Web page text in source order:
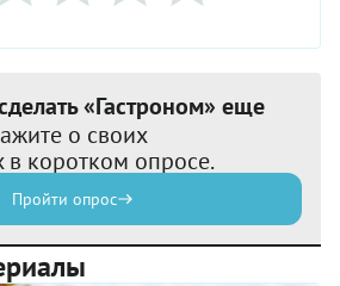
«Гастроном» еще
о своих
в коротком опросе.
Пройти опрос